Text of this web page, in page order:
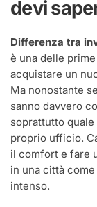
devi
Differenza tra
è una delle
acquistare un
Ma nonostante
sanno davvero
soprattutto quale
proprio ufficio.
il comfort e fare
in una città
intenso.